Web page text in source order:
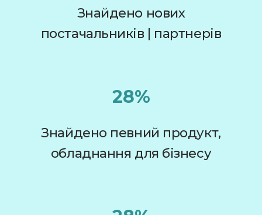
Знайдено нових
постачальників | партнерів
28%
Знайдено певний продукт,
обладнання для бізнесу